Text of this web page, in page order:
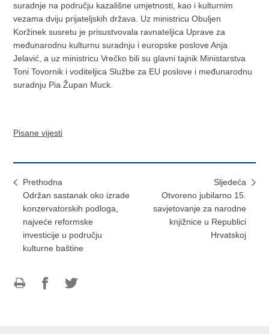
suradnje na području kazališne umjetnosti, kao i kulturnim
vezama dviju prijateljskih država. Uz ministricu Obuljen
Koržinek susretu je prisustvovala ravnateljica Uprave za
međunarodnu kulturnu suradnju i europske poslove Anja
Jelavić, a uz ministricu Vrečko bili su glavni tajnik Ministarstva
Toni Tovornik i voditeljica Službe za EU poslove i međunarodnu
suradnju Pia Župan Muck.
Pisane vijesti
Prethodna
Održan sastanak oko izrade
konzervatorskih podloga,
najveće reformske
investicije u području
kulturne baštine
Sljedeća
​Otvoreno jubilarno 15.
savjetovanje za narodne
knjižnice u Republici
Hrvatskoj